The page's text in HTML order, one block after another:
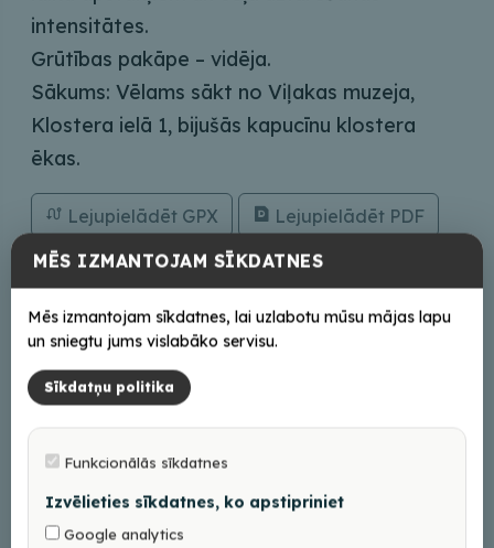
intensitātes.
Grūtības pakāpe – vidēja.
Sākums: Vēlams sākt no Viļakas muzeja,
Klostera ielā 1, bijušās kapucīnu klostera
ēkas.
Lejupielādēt GPX Lejupielādēt PDF
Saziņai
+37128686600
+
MĒS IZMANTOJAM SĪKDATNES
Mēs izmantojam sīkdatnes, lai uzlabotu mūsu mājas lapu
un sniegtu jums vislabāko servisu.
Sīkdatņu politika
Funkcionālās sīkdatnes
Izvēlieties sīkdatnes, ko apstipriniet
Google analytics